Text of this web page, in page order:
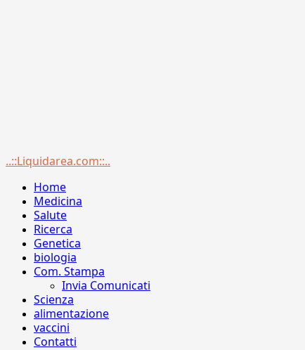
Menu
..::Liquidarea.com::..
Home
Medicina
Salute
Ricerca
Genetica
biologia
Com. Stampa
Invia Comunicati
Scienza
alimentazione
vaccini
Contatti